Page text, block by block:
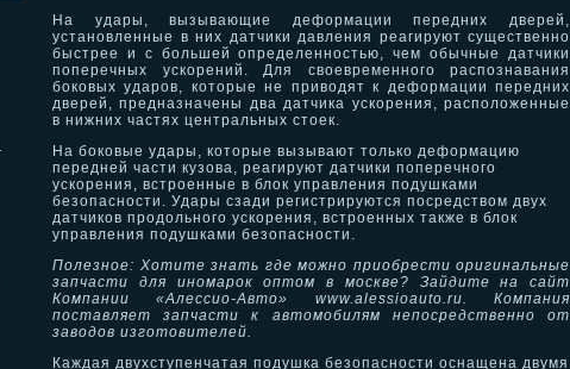
На удары, вызывающие деформации передних дверей,
установленные в них датчики давления реагируют существенно
быстрее и с большей определенностью, чем обычные датчики
поперечных ускорений. Для своевременного распознавания
боковых ударов, которые не приводят к деформации передних
дверей, предназначены два датчика ускорения, расположенные
в нижних частях центральных стоек.
На боковые удары, которые вызывают только деформацию
передней части кузова, реагируют датчики поперечного
ускорения, встроенные в блок управления подушками
безопасности. Удары сзади регистрируются посредством двух
датчиков продольного ускорения, встроенных также в блок
управления подушками безопасности.
Полезное: Хотите знать где можно приобрести оригинальные
запчасти для иномарок оптом в москве? Зайдите на сайт
Компании «Алессио-Авто» www.alessioauto.ru. Компания
поставляет запчасти к автомобилям непосредственно от
заводов изготовителей.
Каждая двухступенчатая подушка безопасности оснащена двумя